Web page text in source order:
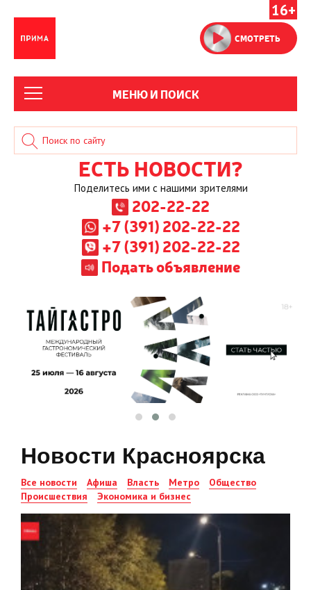
16+
СМОТРЕТЬ
МЕНЮ И ПОИСК
ЕСТЬ НОВОСТИ?
Поделитесь ими с нашими зрителями
202-22-22
+7 (391) 202-22-22
+7 (391) 202-22-22
Подать объявление
Новости Красноярска
Все новости Афиша Власть Метро
Общество
Происшествия
Экономика и бизнес